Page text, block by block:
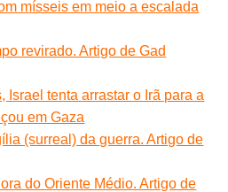
mísseis em meio a escalada
revirado. Artigo de Gad
Israel tenta arrastar o Irã para a
em Gaza
(surreal) da guerra. Artigo de
do Oriente Médio. Artigo de